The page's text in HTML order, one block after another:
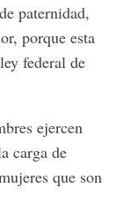
paternidad,
porque esta
federal de
ejercen
carga de
que son